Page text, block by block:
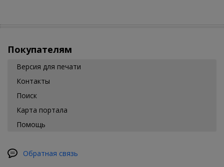
полотенцедержатели,мыльницы, дозаторы, крючки и
магазин предоставляет скидку при оптовой закупке
аксессуаров в ванную. Ведущие производители
сантехнических принадлежностей предлагают Вам свои лучшие
товары по сниженной цене. Аксессуары в ванную вы сможете
приобрести всего в несколько кликов. А удобная поисковая
система сделает посещение нашего интернет-магазина для Вас
самым настоящим удовольствием. Все аксессуары в ванную
имеют высокую степень надежности и выполнены с
Покупателям
Версия для печати
Контакты
Поиск
Карта портала
Помощь
Обратная связь